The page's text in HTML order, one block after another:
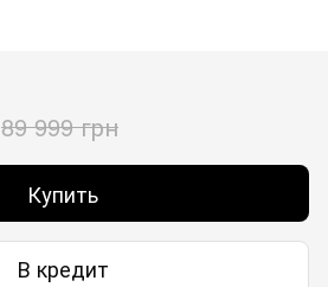
89 999 грн
Купить
В кредит